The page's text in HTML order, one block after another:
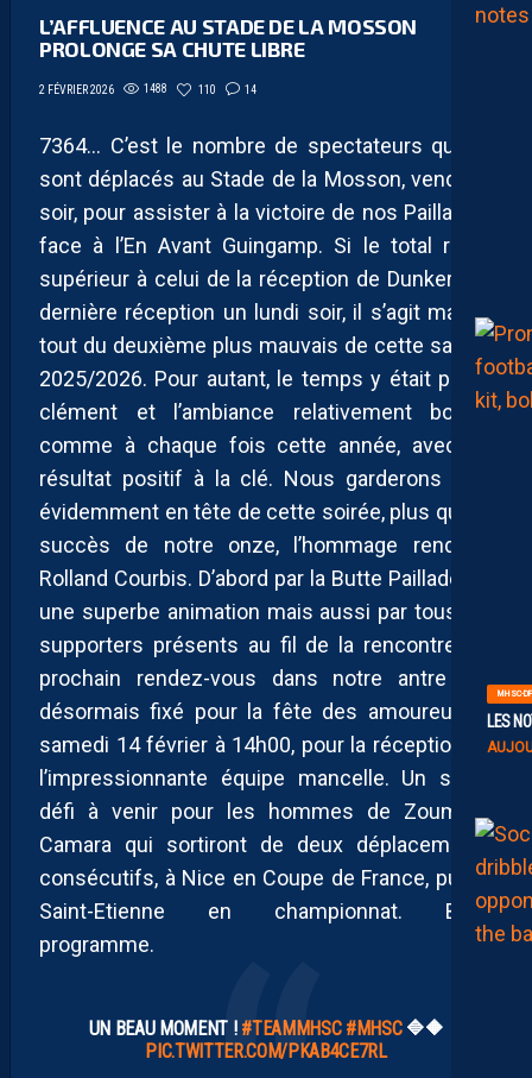
MHSC-
LES
L’AFFLUENCE AU STADE DE LA MOSSON
PROLONGE SA CHUTE LIBRE
2 FÉVRIER 2026 1488 110 14
7364… C’est le nombre de spectateurs qui se
sont déplacés au Stade de la Mosson, vendredi
soir, pour assister à la victoire de nos Pailladins
face à l’En Avant Guingamp. Si le total reste
supérieur à celui de la réception de Dunkerque,
dernière réception un lundi soir, il s’agit malgré
tout du deuxième plus mauvais de cette saison
2025/2026. Pour autant, le temps y était plutôt
clément et l’ambiance relativement bonne,
comme à chaque fois cette année, avec un
résultat positif à la clé. Nous garderons bien
évidemment en tête de cette soirée, plus que le
succès de notre onze, l’hommage rendu à
Rolland Courbis. D’abord par la Butte Paillade via
une superbe animation mais aussi par tous les
supporters présents au fil de la rencontre. Le
prochain rendez-vous dans notre antre est
désormais fixé pour la fête des amoureux, le
samedi 14 février à 14h00, pour la réception de
l’impressionnante équipe mancelle. Un sacré
défi à venir pour les hommes de Zoumana
Camara qui sortiront de deux déplacements
consécutifs, à Nice en Coupe de France, puis à
Saint-Etienne en championnat. Beau
programme.
UN BEAU MOMENT ! #TEAMMHSC #MHSC🔷️🔶️
PIC.TWITTER.COM/PKAB4CE7RL